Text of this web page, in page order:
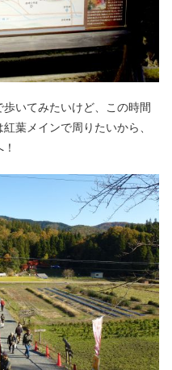
いてみたいけど、この時間
葉メインで周りたいから、